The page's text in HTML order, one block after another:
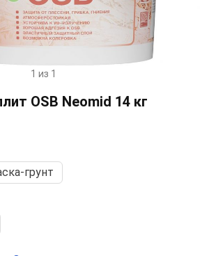
1 из 1
OSB Neomid 14 кг
грунт